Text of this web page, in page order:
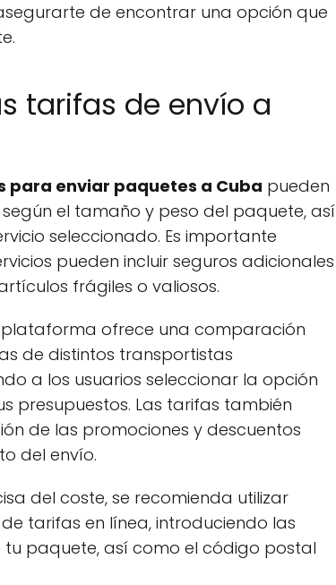
de encontrar una opción que
tarifas de envío a
enviar paquetes a Cuba pueden
el tamaño y peso del paquete, así
seleccionado. Es importante
pueden incluir seguros adicionales
frágiles o valiosos.
plataforma ofrece una comparación
de distintos transportistas
a los usuarios seleccionar la opción
presupuestos. Las tarifas también
de las promociones y descuentos
del envío.
del coste, se recomienda utilizar
tarifas en línea, introduciendo las
tu paquete, así como el código postal